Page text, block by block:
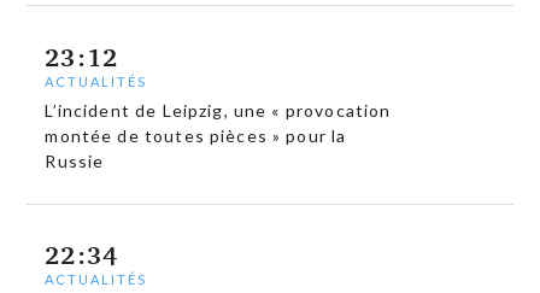
23:12
ACTUALITÉS
L’incident de Leipzig, une « provocation
montée de toutes pièces » pour la
Russie
22:34
ACTUALITÉS